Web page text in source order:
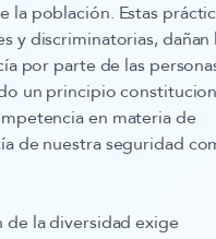
la población. Estas
y discriminatorias, dañan
por parte de las
un principio
en materia de
de nuestra seguridad
de la diversidad exige